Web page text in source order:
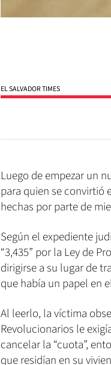
EL SALVADOR TIMES
Luego de empezar un
para quien se convirtió
hechas por parte de
Según el expediente
“3,435” por la Ley de
dirigirse a su lugar de
que había un papel en
Al leerlo, la víctima
Revolucionarios le
cancelar la “cuota”,
que residían en su